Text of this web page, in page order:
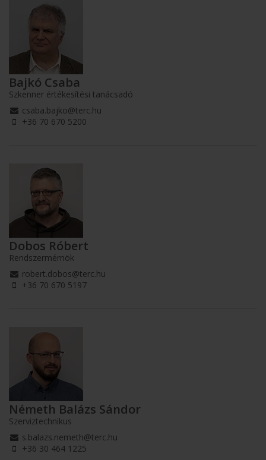
Bajkó Csaba
Szkenner értékesítési tanácsadó
csaba.bajko@terc.hu
+36 70 670 5200
Dobos Róbert
Rendszermérnök
robert.dobos@terc.hu
+36 70 670 5197
Németh Balázs Sándor
Szerviztechnikus
s.balazs.nemeth@terc.hu
+36 30 464 1225